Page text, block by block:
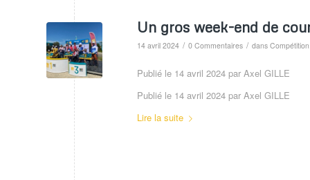
Un gros week-end de
14 avril 2024 / 0 Commentaires / dans Compétition
Publié le 14 avril 2024 par Axel GILLE
Publié le 14 avril 2024 par Axel GILLE
Lire la suite